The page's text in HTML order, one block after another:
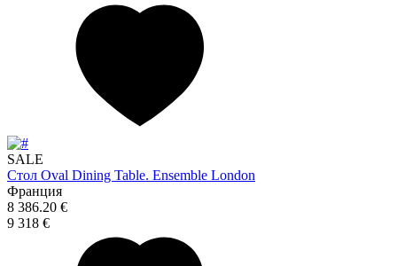
SALE
Стол Oval Dining Table. Ensemble London
Франция
8 386.20 €
9 318 €